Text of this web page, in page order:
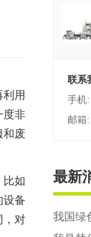
建筑,装修,
用
度非
和废
比如
设备
，对
联系
手机
邮箱
最新
我国绿